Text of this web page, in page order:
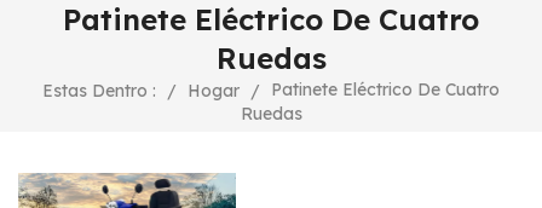
Patinete Eléctrico De Cuatro
Ruedas
Estas Dentro : / Hogar /
Patinete Eléctrico De Cuatro
Ruedas